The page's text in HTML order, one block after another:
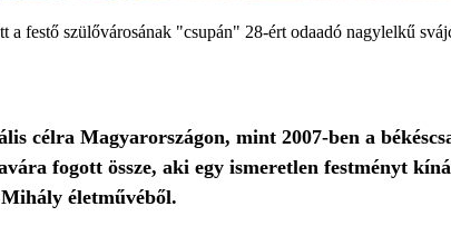
festő szülővárosának "csupán" 28-ért odaadó nagylelkű
célra Magyarországon, mint 2007-ben a
fogott össze, aki egy ismeretlen festményt
életművéből.